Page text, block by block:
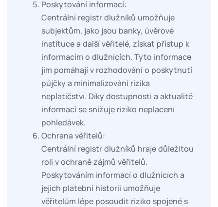
Poskytování informací:
Centrální registr dlužníků umožňuje
subjektům, jako jsou banky, úvěrové
instituce a další věřitelé, získat přístup k
informacím o dlužnících. Tyto informace
jim pomáhají v rozhodování o poskytnutí
půjčky a minimalizování rizika
neplatičství. Díky dostupnosti a aktualitě
informací se snižuje riziko neplacení
pohledávek.
Ochrana věřitelů:
Centrální registr dlužníků hraje důležitou
roli v ochraně zájmů věřitelů.
Poskytováním informací o dlužnících a
jejich platební historii umožňuje
věřitelům lépe posoudit riziko spojené s